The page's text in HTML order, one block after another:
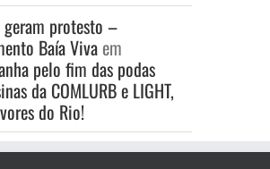
geram protesto –
Baía Vivaem
pelo fim das podas
da COMLURB e LIGHT,
do Rio!